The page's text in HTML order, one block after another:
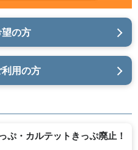
の方
用の方
ぷ・カルテットきっぷ廃止！